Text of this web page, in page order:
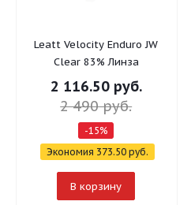
Leatt Velocity Enduro JW
Clear 83% Линза
2 116.50руб.
2 490руб.
-15%
Экономия 373.50руб.
В корзину